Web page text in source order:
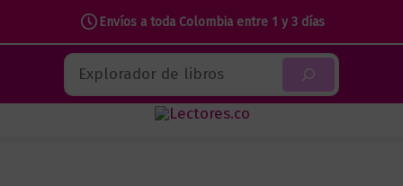
Envíos a toda Colombia entre 1 y 3 días
contenido
Buscar